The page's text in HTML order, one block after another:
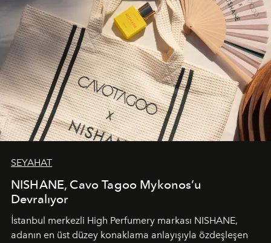
SEYAHAT
NISHANE, Cavo Tagoo Mykonos’u
Devralıyor
İstanbul merkezli High Perfumery markası NISHANE,
adanın en üst düzey konaklama anlayışıyla özdeşleşen